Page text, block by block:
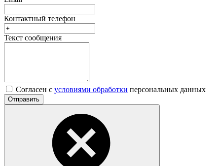
Контактный телефон
Текст сообщения
Согласен с условиями обработки персональных данных
Отправить